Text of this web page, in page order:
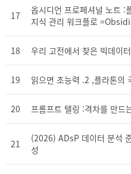
17
옵시디언 프로페셔널 노트 :
지식 관리 워크플로
18 우리 고전에서 찾은 빅데이
19 읽으면 초능력 .2 ,플라톤의
20 프롬프트 텔링 :격차를 만드
21
(2026) ADsP 데이터 분석
성